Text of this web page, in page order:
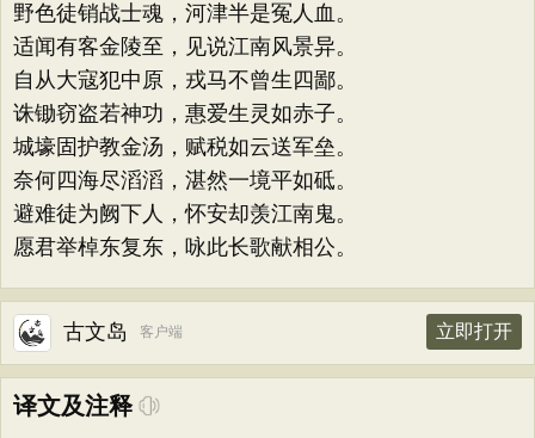
野色徒销战士魂，河津半是冤人血。
适闻有客金陵至，见说江南风景异。
自从大寇犯中原，戎马不曾生四鄙。
诛锄窃盗若神功，惠爱生灵如赤子。
城壕固护教金汤，赋税如云送军垒。
奈何四海尽滔滔，湛然一境平如砥。
避难徒为阙下人，怀安却羡江南鬼。
愿君举棹东复东，咏此长歌献相公。
古文岛 客户端 立即打开
译文及注释